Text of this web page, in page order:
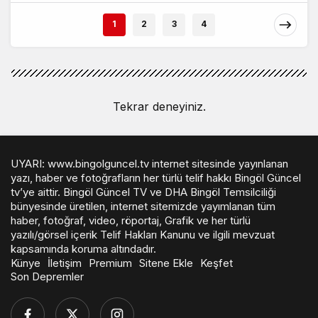
1 2 3 4
Tekrar deneyiniz.
UYARI: www.bingolguncel.tv internet sitesinde yayınlanan
yazı, haber ve fotoğrafların her türlü telif hakkı Bingöl Güncel
tv’ye aittir. Bingöl Güncel TV ve DHA Bingöl Temsilciliği
bünyesinde üretilen, internet sitemizde yayımlanan tüm
haber, fotoğraf, video, röportaj, Grafik ve her türlü
yazılı/görsel içerik Telif Hakları Kanunu ve ilgili mevzuat
kapsamında koruma altındadır.
Künye
İletişim Premium Sitene Ekle
Keşfet
Son Depremler